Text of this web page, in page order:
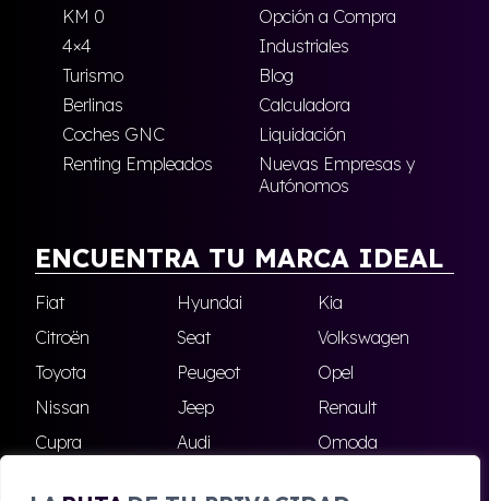
KM 0
Opción a Compra
4×4
Industriales
Turismo
Blog
Berlinas
Calculadora
Coches GNC
Liquidación
Renting Empleados
Nuevas Empresas y
Autónomos
ENCUENTRA TU MARCA IDEAL
Fiat Hyundai
Kia
Citroën
Seat
Volkswagen
Toyota
Peugeot
Opel
Nissan
Jeep
Renault
Cupra
Audi
Omoda